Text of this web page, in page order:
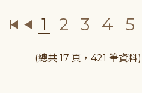
1 2 3 4 5
(總共 17 頁，421 筆資料)